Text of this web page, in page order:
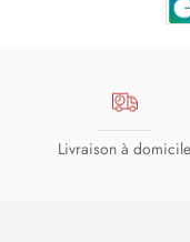
Livraison à domicile